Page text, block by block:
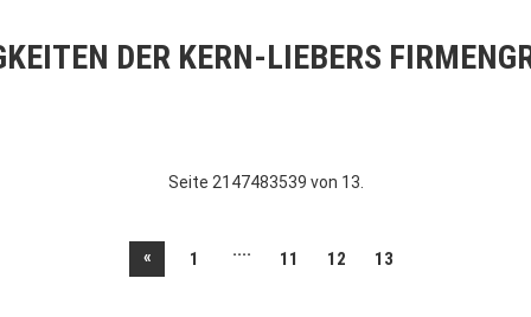
DER KERN-LIEBERS
Seite 2147483539 von 13.
« 1 .... 11 12 13